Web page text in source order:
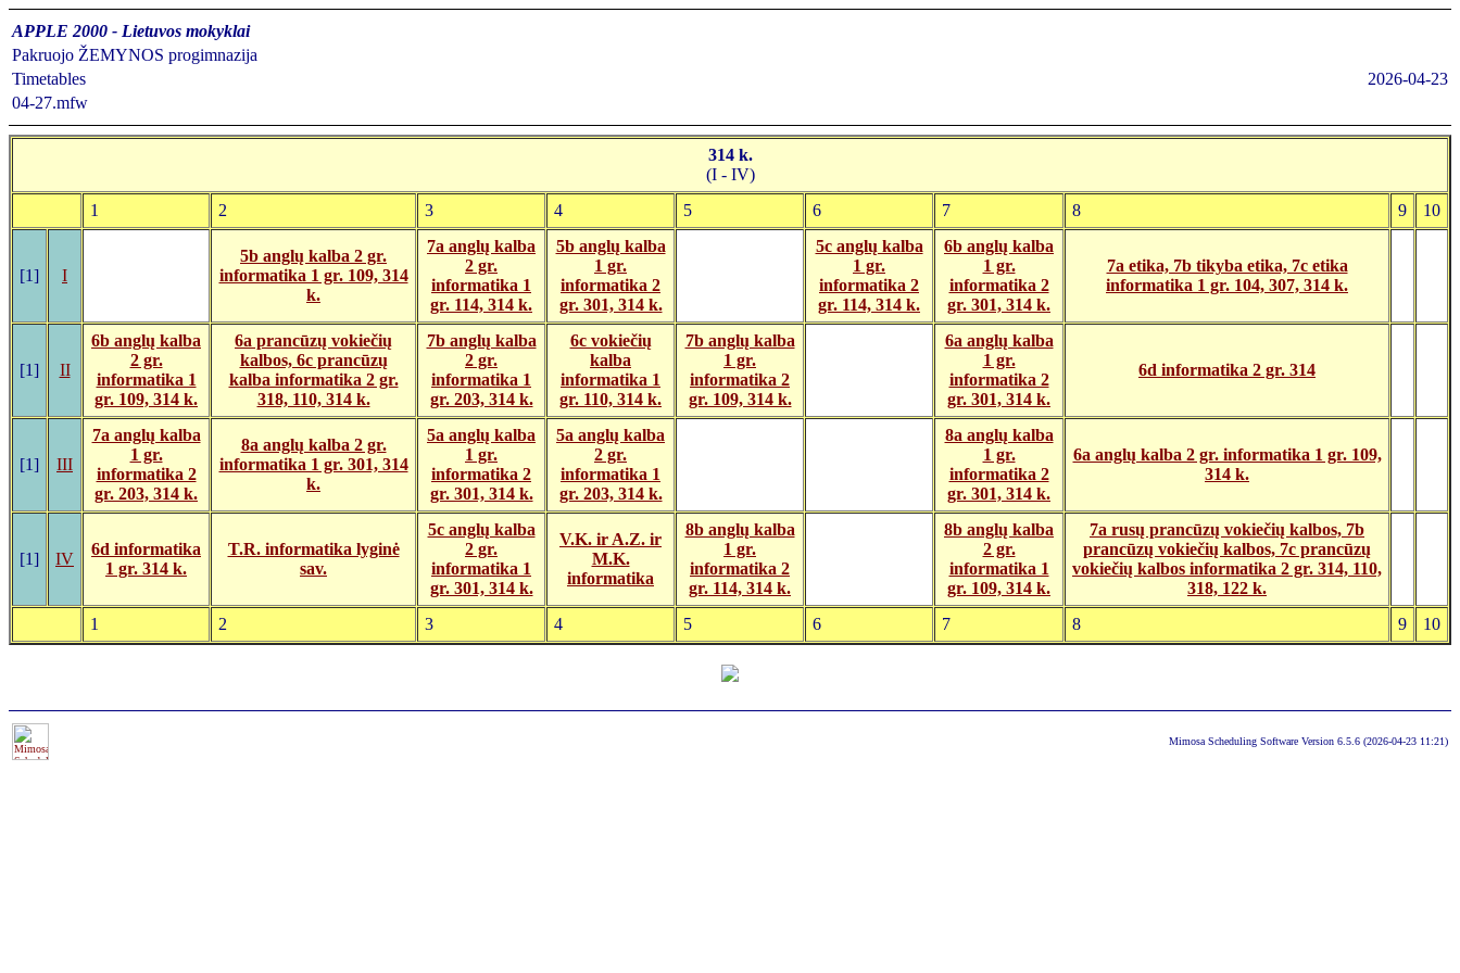
APPLE 2000 - Lietuvos mokyklai
Pakruojo ŽEMYNOS progimnazija
Timetables
2026-04-23
04-27.mfw
314 k.
(I - IV)
1
2 3 4 5 6 7 8 9 10
[1] I
5b anglų kalba 2 gr.
informatika 1 gr. 109, 314
k.
7a anglų kalba
2 gr.
informatika 1
gr. 114, 314 k.
5b anglų kalba
1 gr.
informatika 2
gr. 301, 314 k.
5c anglų kalba
1 gr.
informatika 2
gr. 114, 314 k.
6b anglų kalba
1 gr.
informatika 2
gr. 301, 314 k.
7a etika, 7b tikyba etika, 7c etika
informatika 1 gr. 104, 307, 314 k.
[1] II
6b anglų kalba
2 gr.
informatika 1
gr. 109, 314 k.
6a prancūzų vokiečių
kalbos, 6c prancūzų
kalba informatika 2 gr.
318, 110, 314 k.
7b anglų kalba
2 gr.
informatika 1
gr. 203, 314 k.
6c vokiečių
kalba
informatika 1
gr. 110, 314 k.
7b anglų kalba
1 gr.
informatika 2
gr. 109, 314 k.
6a anglų kalba
1 gr.
informatika 2
gr. 301, 314 k.
6d informatika 2 gr. 314
[1] III
7a anglų kalba
1 gr.
informatika 2
gr. 203, 314 k.
8a anglų kalba 2 gr.
informatika 1 gr. 301, 314
k.
5a anglų kalba
1 gr.
informatika 2
gr. 301, 314 k.
5a anglų kalba
2 gr.
informatika 1
gr. 203, 314 k.
8a anglų kalba
1 gr.
informatika 2
gr. 301, 314 k.
6a anglų kalba 2 gr. informatika 1 gr. 109,
314 k.
[1] IV
6d informatika
1 gr. 314 k.
T.R. informatika lyginė
sav.
5c anglų kalba
2 gr.
informatika 1
gr. 301, 314 k.
V.K. ir A.Z. ir
M.K.
informatika
8b anglų kalba
1 gr.
informatika 2
gr. 114, 314 k.
8b anglų kalba
2 gr.
informatika 1
gr. 109, 314 k.
7a rusų prancūzų vokiečių kalbos, 7b
prancūzų vokiečių kalbos, 7c prancūzų
vokiečių kalbos informatika 2 gr. 314, 110,
318, 122 k.
1
2 3 4 5 6 7 8 9 10
Mimosa Scheduling Software Version 6.5.6 (2026-04-23 11:21)